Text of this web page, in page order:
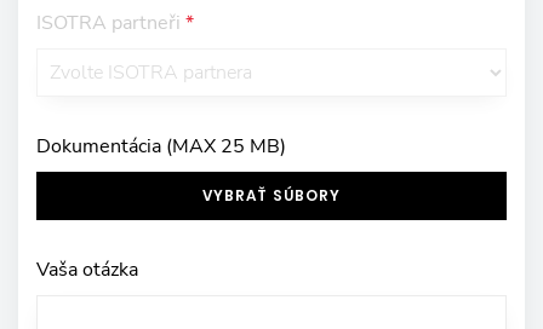
ISOTRA partneři *
Dokumentácia (MAX 25 MB)
VYBRAŤ SÚBORY
Vaša otázka